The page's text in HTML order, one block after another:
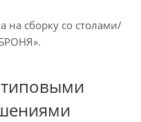
на сборку со столами/